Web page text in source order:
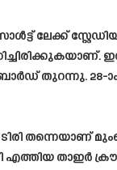
ലേക്ക്
ഇരു
28-ാം
തന്നെയാണ്
എത്തിയ താഇർ